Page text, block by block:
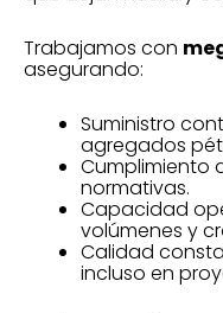
Trabajamos con
asegurando:
Suministro
agregados
Cumplimiento
normativas.
Capacidad
volúmenes y
Calidad
incluso en